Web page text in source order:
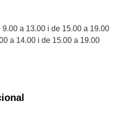
a 13.00 i de 15.00 a 19.00
a 14.00 i de 15.00 a 19.00